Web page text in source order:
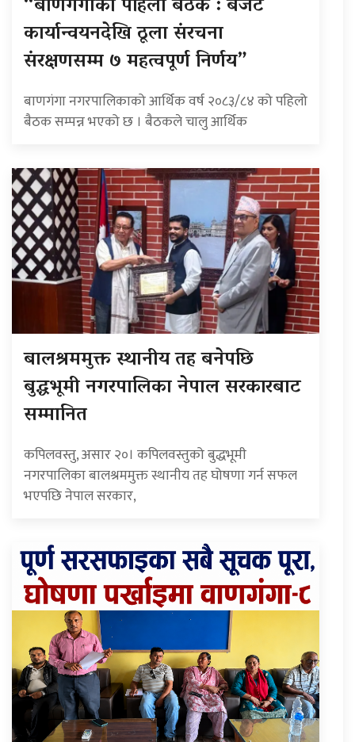
कार्यान्वयनदेखि ठूला संरचना
संरक्षणसम्म ७ महत्वपूर्ण निर्णय”
बाणगंगा नगरपालिकाको आर्थिक वर्ष २०८३/८४ को पहिलो
बैठक सम्पन्न भएको छ । बैठकले चालु आर्थिक
बालश्रममुक्त स्थानीय तह बनेपछि
बुद्धभूमी नगरपालिका नेपाल सरकारबाट
सम्मानित
कपिलवस्तु, असार २०। कपिलवस्तुको बुद्धभूमी
नगरपालिका बालश्रममुक्त स्थानीय तह घोषणा गर्न सफल
भएपछि नेपाल सरकार,